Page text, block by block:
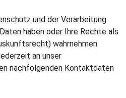
und der Verarbeitung
haben oder Ihre Rechte als
wahrnehmen
an unser
nachfolgenden Kontaktdaten